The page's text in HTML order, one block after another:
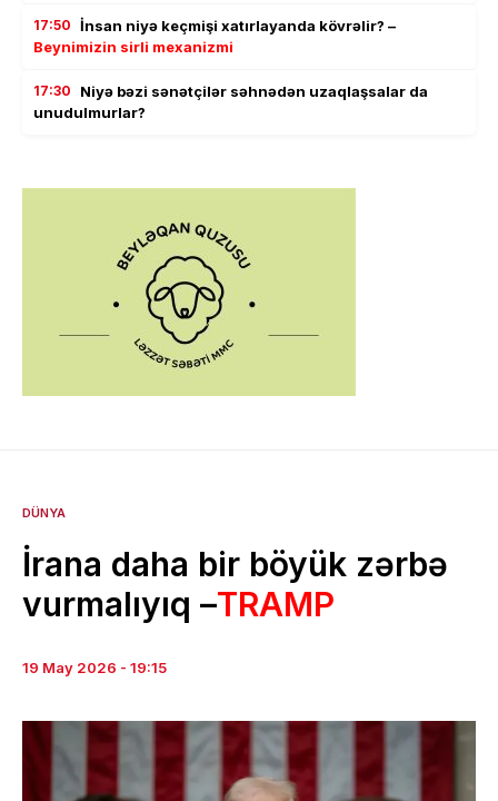
17:50 İnsan niyə keçmişi xatırlayanda kövrəlir? –
Beynimizin sirli mexanizmi
17:30
Niyə bəzi sənətçilər səhnədən uzaqlaşsalar da
unudulmurlar?
DÜNYA
İrana daha bir böyük zərbə
vurmalıyıq –TRAMP
19 May 2026 - 19:15